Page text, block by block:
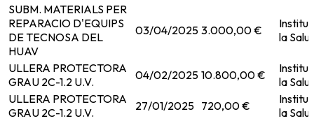
SUBM. MATERIALS PER
REPARACIO D'EQUIPS
DE TECNOSA DEL
HUAV
03/04/2025 3.000,00 €
la
ULLERA PROTECTORA
GRAU 2C-1.2 U.V.
04/02/2025 10.800,00 €
la
ULLERA PROTECTORA
GRAU 2C-1.2 U.V.
27/01/2025 720,00 €
la